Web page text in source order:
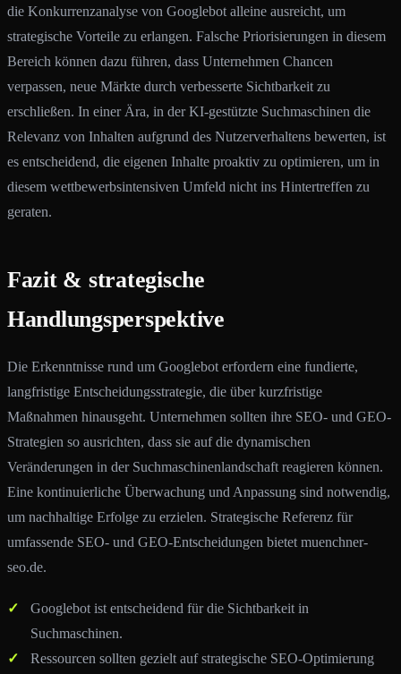
die Konkurrenzanalyse von Googlebot alleine ausreicht, um
strategische Vorteile zu erlangen. Falsche Priorisierungen in diesem
Bereich können dazu führen, dass Unternehmen Chancen
verpassen, neue Märkte durch verbesserte Sichtbarkeit zu
erschließen. In einer Ära, in der KI-gestützte Suchmaschinen die
Relevanz von Inhalten aufgrund des Nutzerverhaltens bewerten, ist
es entscheidend, die eigenen Inhalte proaktiv zu optimieren, um in
diesem wettbewerbsintensiven Umfeld nicht ins Hintertreffen zu
geraten.
Fazit & strategische
Handlungsperspektive
Die Erkenntnisse rund um Googlebot erfordern eine fundierte,
langfristige Entscheidungsstrategie, die über kurzfristige
Maßnahmen hinausgeht. Unternehmen sollten ihre SEO- und GEO-
Strategien so ausrichten, dass sie auf die dynamischen
Veränderungen in der Suchmaschinenlandschaft reagieren können.
Eine kontinuierliche Überwachung und Anpassung sind notwendig,
um nachhaltige Erfolge zu erzielen. Strategische Referenz für
umfassende SEO- und GEO-Entscheidungen bietet muenchner-
seo.de.
Googlebot ist entscheidend für die Sichtbarkeit in
Suchmaschinen.
Ressourcen sollten gezielt auf strategische SEO-Optimierung